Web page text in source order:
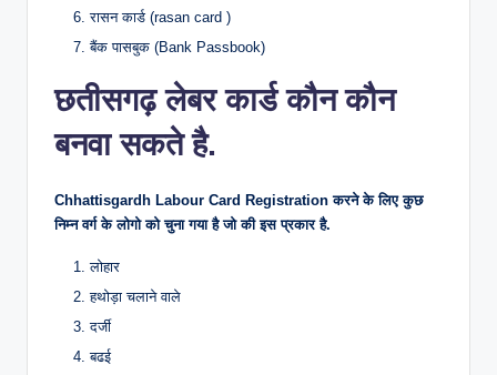
रासन कार्ड (rasan card )
बैंक पासबुक (Bank Passbook)
छतीसगढ़ लेबर कार्ड कौन कौन
बनवा सकते है.
Chhattisgardh Labour Card Registration करने के लिए कुछ
निम्न वर्ग के लोगो को चुना गया है जो की इस प्रकार है.
लोहार
हथोड़ा चलाने वाले
दर्जी
बढई